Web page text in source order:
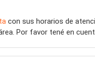
con sus horarios de
Por favor tené en